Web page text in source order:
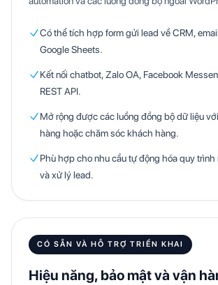
Có thể tích hợp form gửi lead về CRM,
Google Sheets.
Kết nối chatbot, Zalo OA, Facebook
REST API.
Mở rộng được các luồng đồng bộ dữ liệu
hàng hoặc chăm sóc khách hàng.
Phù hợp cho nhu cầu tự động hóa quy trình
và xử lý lead.
CÓ SẴN VÀ HỖ TRỢ TRIỂN KHAI
Hiệu năng, bảo mật và vận